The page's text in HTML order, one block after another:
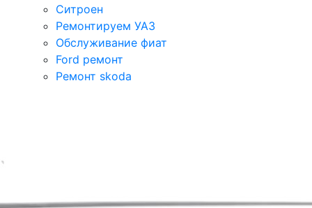
Ситроен
Ремонтируем УАЗ
Обслуживание фиат
Ford ремонт
Ремонт skoda